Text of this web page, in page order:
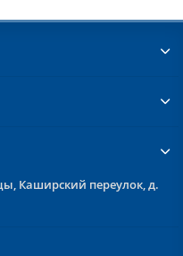
Каширский переулок, д.